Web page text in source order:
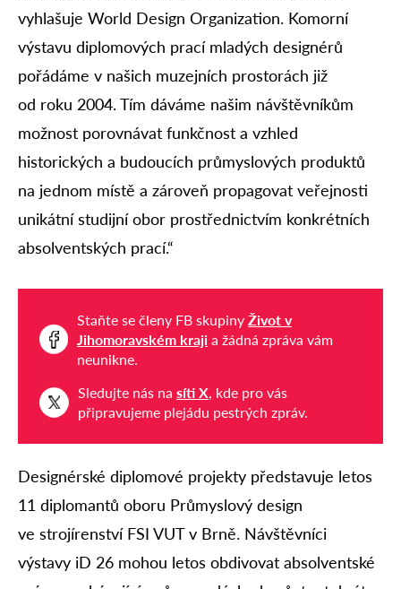
vyhlašuje World Design Organization. Komorní
výstavu diplomových prací mladých designérů
pořádáme v našich muzejních prostorách již
od roku 2004. Tím dáváme našim návštěvníkům
možnost porovnávat funkčnost a vzhled
historických a budoucích průmyslových produktů
na jednom místě a zároveň propagovat veřejnosti
unikátní studijní obor prostřednictvím konkrétních
absolventských prací.“
Staňte se členy FB skupiny Život v
Jihomoravském kraji a žádná zpráva vám
neunikne.
Sledujte nás na síti X, kde pro vás
připravujeme plejádu pestrých zpráv.
Designérské diplomové projekty představuje letos
11 diplomantů oboru Průmyslový design
ve strojírenství FSI VUT v Brně. Návštěvníci
výstavy iD 26 mohou letos obdivovat absolventské